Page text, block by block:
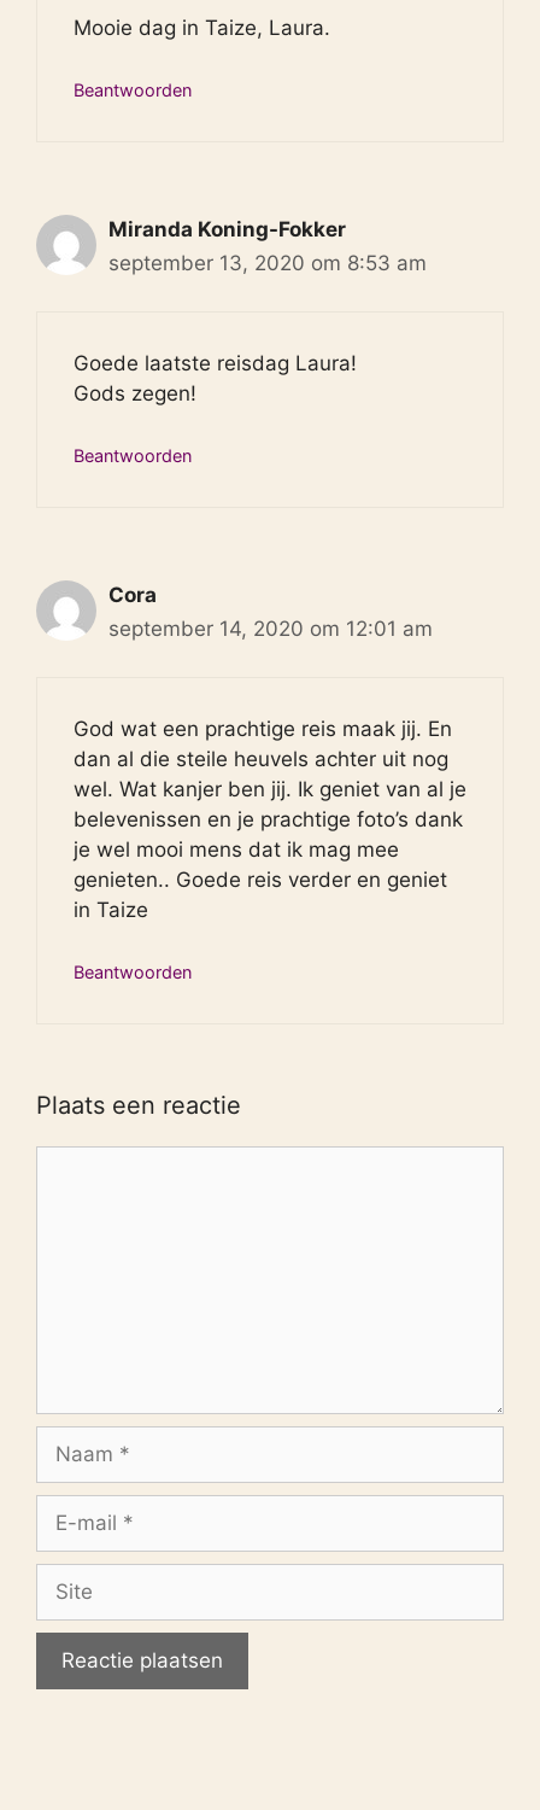
Mooie dag in Taize, Laura.
Beantwoorden
Miranda Koning-Fokker
september 13, 2020 om 8:53 am
Goede laatste reisdag Laura!
Gods zegen!
Beantwoorden
Cora
september 14, 2020 om 12:01 am
God wat een prachtige reis maak jij. En
dan al die steile heuvels achter uit nog
wel. Wat kanjer ben jij. Ik geniet van al je
belevenissen en je prachtige foto’s dank
je wel mooi mens dat ik mag mee
genieten.. Goede reis verder en geniet
in Taize
Beantwoorden
Plaats een reactie
Naam
Site